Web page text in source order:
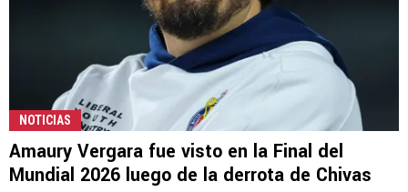
NOTICIAS
Amaury Vergara fue visto en la Final del
Mundial 2026 luego de la derrota de Chivas